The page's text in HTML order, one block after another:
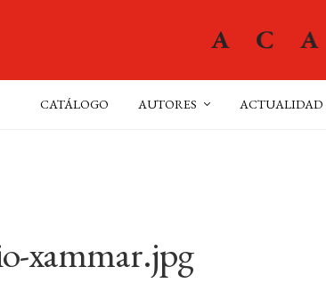
CATÁLOGO AUTORES ACTUALIDAD
xammar.jpg